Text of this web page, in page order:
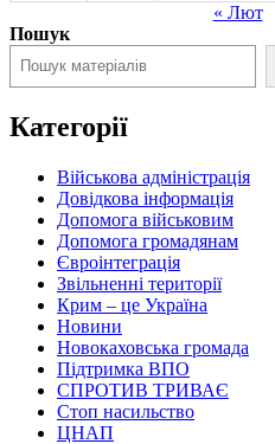
« Лют
Пошук
Категорії
Військова адміністрація
Довідкова інформація
Допомога військовим
Допомога громадянам
Євроінтеграція
Звільненні території
Крим – це Україна
Новини
Новокаховська громада
Підтримка ВПО
СПРОТИВ ТРИВАЄ
Стоп насильство
ЦНАП